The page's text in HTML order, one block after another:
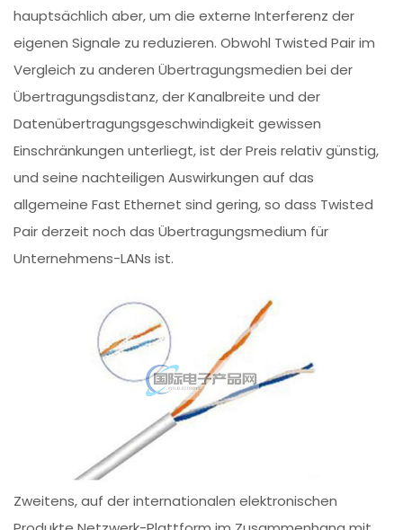
hauptsächlich aber, um die externe Interferenz der
eigenen Signale zu reduzieren. Obwohl Twisted Pair im
Vergleich zu anderen Übertragungsmedien bei der
Übertragungsdistanz, der Kanalbreite und der
Datenübertragungsgeschwindigkeit gewissen
Einschränkungen unterliegt, ist der Preis relativ günstig,
und seine nachteiligen Auswirkungen auf das
allgemeine Fast Ethernet sind gering, so dass Twisted
Pair derzeit noch das Übertragungsmedium für
Unternehmens-LANs ist.
Zweitens, auf der internationalen elektronischen